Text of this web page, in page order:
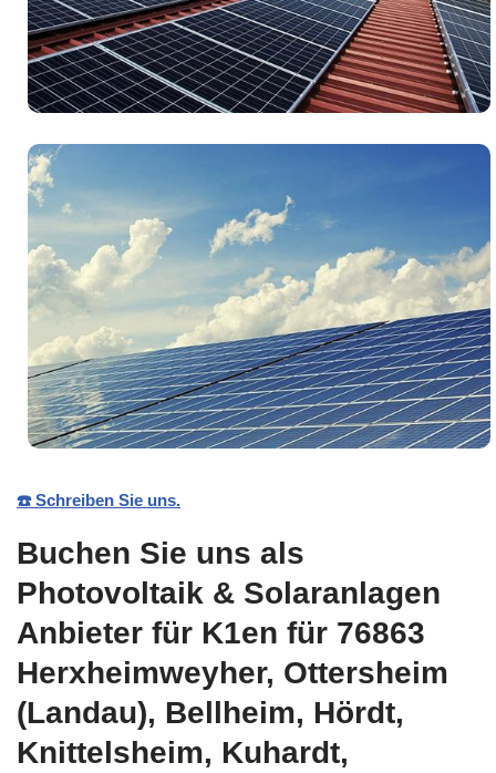
☎️ Schreiben Sie uns.
Buchen Sie uns als
Photovoltaik & Solaranlagen
Anbieter für K1en für 76863
Herxheimweyher, Ottersheim
(Landau), Bellheim, Hördt,
Knittelsheim, Kuhardt,